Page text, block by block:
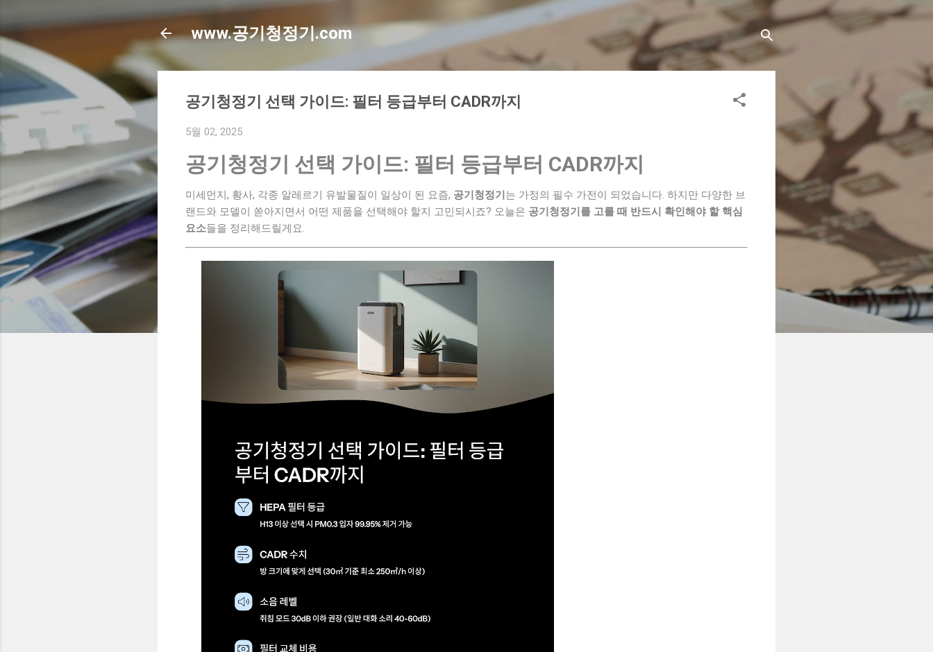
기본 콘텐츠로 건너뛰기
www.공기청정기.com
공기청정기 선택 가이드: 필터 등급부터 CADR까지
5월 02, 2025
공기청정기 선택 가이드: 필터 등급부터 CADR까지
미세먼지, 황사, 각종 알레르기 유발물질이 일상이 된 요즘, 공기청정기 는 가정의 필수 가전이 되었습니다. 하지만 다양한 브
랜드와 모델이 쏟아지면서 어떤 제품을 선택해야 할지 고민되시죠? 오늘은 공기청정기를 고를 때 반드시 확인해야 할 핵심
요소들을 정리해드릴게요.